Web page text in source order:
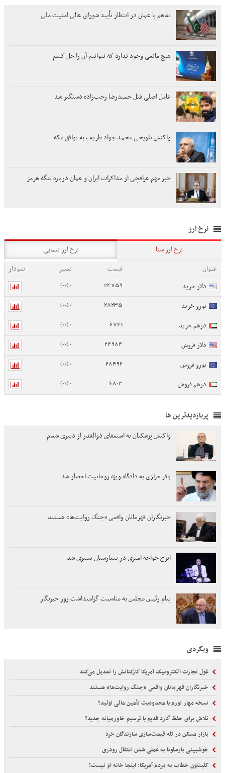
تفاهم با عمان در انتظار تأیید شورای عالی امنیت ملی
هیچ مانعی وجود ندارد که نتوانیم آن را حل کنیم
عامل اصلی قتل حمیدرضا رجب‌زاده دستگیر شد
واکنش تلویحی محمد جواد ظریف به توافق مکه
خبر مهم عراقچی از مذاکرات ایران و عمان درباره تنگه هرمز
نرخ ارز
نرخ ارز سنا
نرخ ارز نیمایی
عنوان
قیمت تغییر
نمودار
دلار خرید
24759
0 (0%)
یورو خرید 28235
0 (0%)
درهم خرید 6741
0 (0%)
دلار فروش 24984
0 (0%)
یورو فروش 28492
0 (0%)
درهم فروش 6803
0 (0%)
پربازدیدترین ها
واکنش پزشکیان به استعفای ذوالقدر از دبیری شعام
باقر خرازی به دادگاه ویژه روحانیت احضار شد
خبرنگاران قهرمانان واقعی «جنگ روایت‌ها» هستند
ایرج خواجه امیری در بیمارستان بستری شد
پیام رئیس مجلس به مناسبت گرامیداشت روز خبرنگار
وبگردی
غول تجارت الکترونیک آمریکا کارکنانش را تعدیل می‌کند
خبرنگاران قهرمانان واقعی «جنگ روایت‌ها» هستند
نسخه مهار تورم یا محدودیت تأمین مالی تولید؟
تلاش برای حفظ گارد قدیم یا ترسیم خاورمیانه جدید؟
بازار مسکن در تله قیمت‌سازی سازندگان خرد
خوشبینی بارسلونا به عملی شدن انتقال رودری
کلینتون خطاب به مردم آمریکا: اینجا خانه او نیست!